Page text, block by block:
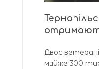
Двоє
майже 300